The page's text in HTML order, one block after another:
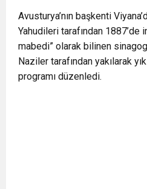
Avusturya’nın başkenti
Yahudileri tarafından 1887’de
mabedi” olarak bilinen
Naziler tarafından yakılarak
programı düzenledi.